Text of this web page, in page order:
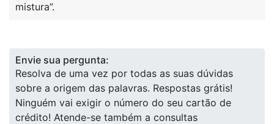
mistura”.
Envie sua pergunta:
Resolva de uma vez por todas as suas dúvidas
sobre a origem das palavras. Respostas grátis!
Ninguém vai exigir o número do seu cartão de
crédito! Atende-se também a consultas